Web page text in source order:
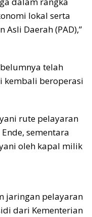
lokal serta
Daerah (PAD),”
telah
kembali beroperasi
rute pelayaran
sementara
oleh kapal milik
jaringan pelayaran
dari Kementerian